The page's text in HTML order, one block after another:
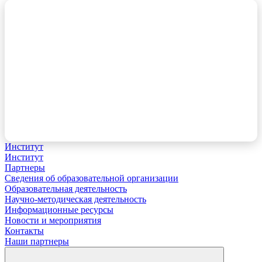
Институт
Институт
Партнеры
Сведения об образовательной организации
Образовательная деятельность
Научно-методическая деятельность
Информационные ресурсы
Новости и мероприятия
Контакты
Наши партнеры